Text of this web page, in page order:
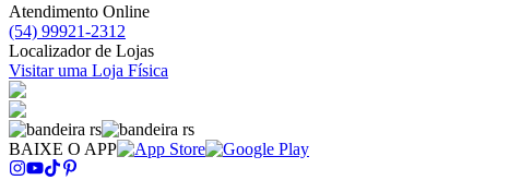
Atendimento Online
(54) 99921-2312
Localizador de Lojas
Visitar uma Loja Física
BAIXE O APP